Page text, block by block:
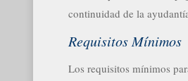
continuidad de la
Requisitos Mínimos
Los requisitos mínimos